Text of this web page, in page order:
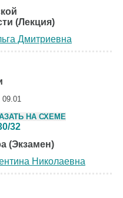
(Лекция)
Дмитриевна
09.01
НА СХЕМЕ
32
(Экзамен)
Николаевна